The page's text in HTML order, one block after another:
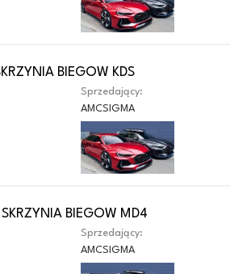
BIEGOW KDS
Sprzedający:
AMCSIGMA
BIEGOW MD4
Sprzedający:
AMCSIGMA